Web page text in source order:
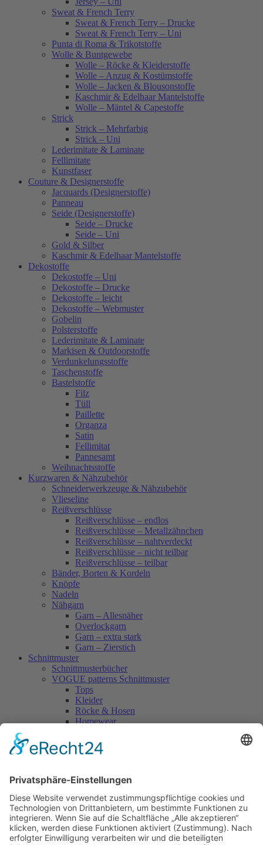
Sweat & French Terry
Sweat & French Terry – Drucke
Sweat & French Terry – Uni
Punta di Roma & Trikotstoffe
Wolle & Buntgewebe
Wolle – Röcke & Kleiderstoffe
Wolle – Anzug & Kostümstoffe
Wolle – Jacken & Blousonstoffe
Kaschmir & Edelhaar Mantelstoffe
Wolle – Mäntel & Capestoffe
Strick
Strick – Mehrfarbig
Strick – Uni
Lederimitate & Laminate
Fellimitate
Kunstfaser
Couture & Designerstoffe
Jacquards (Designerstoffe)
Panneau
Seide (Designerstoffe)
Seide – Drucke
Seide – Uni
Gold & Silber
Kaschmir & Edelhaar Mantelstoffe
Dekostoffe
Dekostoffe – Uni
Dekostoffe – Drucke
Dekostoffe – leicht
Dekostoffe – Webmuster
Gobelin
Polsterstoffe
Lederimitate & Laminate
Markisen & Outdoorstoffe
Verdunkelungsstoffe
Taschenstoffe
Bastelstoffe
Filz
Tüll
Paillette
Organza
Satin
Fellimitat
Pannesamt
Weihnachtsstoffe
Kurzwaren & Nähzubehör
Schneiderwerkzeuge & Nähzubehör
Vlieseline
Reißverschlüsse
Reißverschlüsse – endlos
Reißverschlüsse – Metallzähnchen
Reißverschlüsse – nahtverdeckt
Reißverschlüsse – nicht teilbar
Reißverschlüsse – teilbar
Bänder, Borten & Kordeln
Knöpfe
Nadeln
Nähgarn
Garn – Allesnäher
Overlockgarn
Garn – extra stark
Garn – Zierstich
Schnittmuster
Schnittmusterbücher
VOGUE patterns Schnittmuster
Tops
Kleider
Röcke & Hosen
Homewear
Vogue Vintage
Herren
Accessoires
Einzelschnittmuster Burda
Tops
Kleider
Röcke & Hosen
Homewear
Jacken & Mäntel